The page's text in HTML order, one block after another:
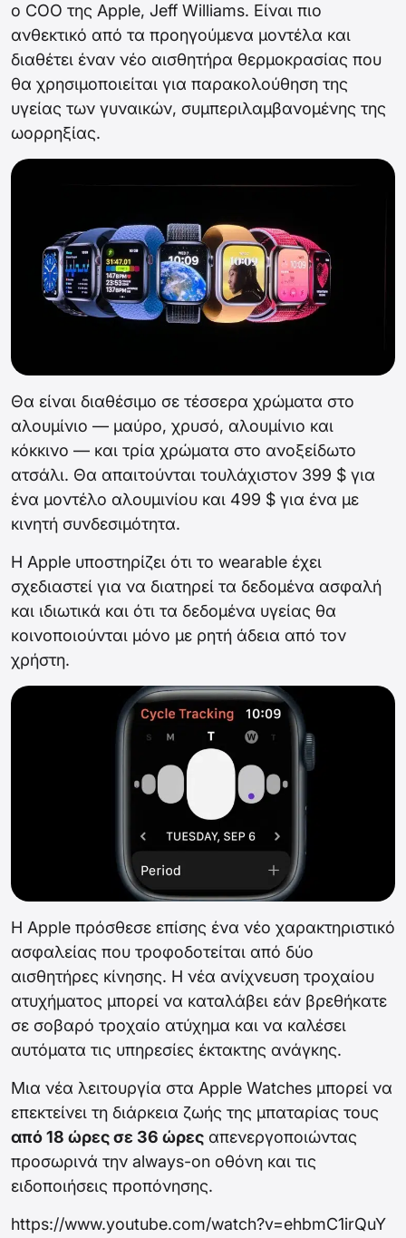
ο COO της Apple, Jeff Williams. Είναι πιο
ανθεκτικό από τα προηγούμενα μοντέλα και
διαθέτει έναν νέο αισθητήρα θερμοκρασίας που
θα χρησιμοποιείται για παρακολούθηση της
υγείας των γυναικών, συμπεριλαμβανομένης της
ωορρηξίας.
Θα είναι διαθέσιμο σε τέσσερα χρώματα στο
αλουμίνιο — μαύρο, χρυσό, αλουμίνιο και
κόκκινο — και τρία χρώματα στο ανοξείδωτο
ατσάλι. Θα απαιτούνται τουλάχιστον 399 $ για
ένα μοντέλο αλουμινίου και 499 $ για ένα με
κινητή συνδεσιμότητα.
Η Apple υποστηρίζει ότι το wearable έχει
σχεδιαστεί για να διατηρεί τα δεδομένα ασφαλή
και ιδιωτικά και ότι τα δεδομένα υγείας θα
κοινοποιούνται μόνο με ρητή άδεια από τον
χρήστη.
Η Apple πρόσθεσε επίσης ένα νέο χαρακτηριστικό
ασφαλείας που τροφοδοτείται από δύο
αισθητήρες κίνησης. Η νέα ανίχνευση τροχαίου
ατυχήματος μπορεί να καταλάβει εάν βρεθήκατε
σε σοβαρό τροχαίο ατύχημα και να καλέσει
αυτόματα τις υπηρεσίες έκτακτης ανάγκης.
Μια νέα λειτουργία στα Apple Watches μπορεί να
επεκτείνει τη διάρκεια ζωής της μπαταρίας τους
από 18 ώρες σε 36 ώρες απενεργοποιώντας
προσωρινά την always-on οθόνη και τις
ειδοποιήσεις προπόνησης.
https://www.youtube.com/watch?v=ehbmC1irQuY